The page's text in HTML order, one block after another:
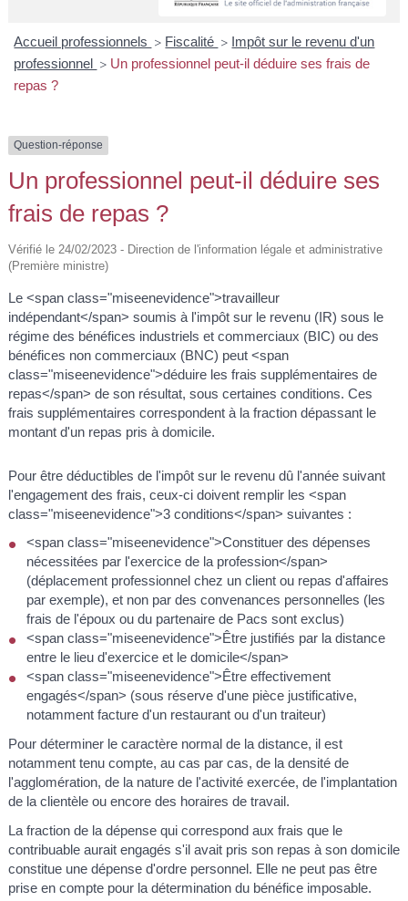
I
Accueil professionnels > Fiscalité > Impôt sur le revenu d'un
professionnel
> Un professionnel peut-il déduire ses frais de
repas ?
Question-réponse
Un professionnel peut-il déduire ses
frais de repas ?
Vérifié le 24/02/2023 - Direction de l'information légale et administrative
(Première ministre)
Le <span class="miseenevidence">travailleur
indépendant</span> soumis à l'impôt sur le revenu (IR) sous le
régime des bénéfices industriels et commerciaux (BIC) ou des
bénéfices non commerciaux (BNC) peut <span
class="miseenevidence">déduire les frais supplémentaires de
repas</span> de son résultat, sous certaines conditions. Ces
frais supplémentaires correspondent à la fraction dépassant le
montant d'un repas pris à domicile.
Pour être déductibles de l'impôt sur le revenu dû l'année suivant
l'engagement des frais, ceux-ci doivent remplir les <span
class="miseenevidence">3 conditions</span> suivantes :
<span class="miseenevidence">Constituer des dépenses
nécessitées par l'exercice de la profession</span>
(déplacement professionnel chez un client ou repas d'affaires
par exemple), et non par des convenances personnelles (les
frais de l'époux ou du partenaire de Pacs sont exclus)
<span class="miseenevidence">Être justifiés par la distance
entre le lieu d'exercice et le domicile</span>
<span class="miseenevidence">Être effectivement
engagés</span> (sous réserve d'une pièce justificative,
notamment facture d'un restaurant ou d'un traiteur)
Pour déterminer le caractère normal de la distance, il est
notamment tenu compte, au cas par cas, de la densité de
l'agglomération, de la nature de l'activité exercée, de l'implantation
de la clientèle ou encore des horaires de travail.
La fraction de la dépense qui correspond aux frais que le
contribuable aurait engagés s'il avait pris son repas à son domicile
constitue une dépense d'ordre personnel. Elle ne peut pas être
prise en compte pour la détermination du bénéfice imposable.